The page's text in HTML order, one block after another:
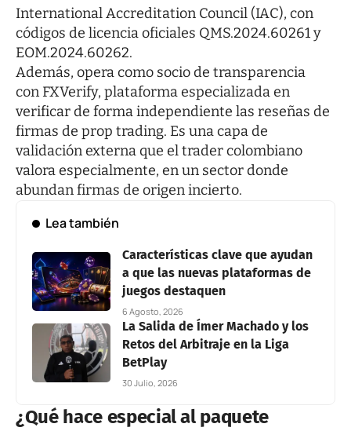
International Accreditation Council (IAC), con
códigos de licencia oficiales QMS.2024.60261 y
EOM.2024.60262.
Además, opera como socio de transparencia
con FXVerify, plataforma especializada en
verificar de forma independiente las reseñas de
firmas de prop trading. Es una capa de
validación externa que el trader colombiano
valora especialmente, en un sector donde
abundan firmas de origen incierto.
Lea también
Características clave que ayudan
a que las nuevas plataformas de
juegos destaquen
6 Agosto, 2026
La Salida de Ímer Machado y los
Retos del Arbitraje en la Liga
BetPlay
30 Julio, 2026
¿Qué hace especial al paquete